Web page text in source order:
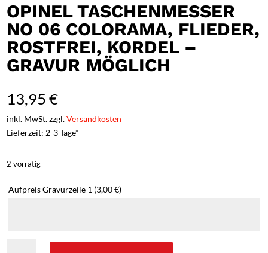
OPINEL TASCHENMESSER
NO 06 COLORAMA, FLIEDER,
ROSTFREI, KORDEL –
GRAVUR MÖGLICH
13,95€
inkl. MwSt. zzgl.Versandkosten
Lieferzeit: 2-3 Tage*
2 vorrätig
Aufpreis Gravurzeile 1 (3,00 €)